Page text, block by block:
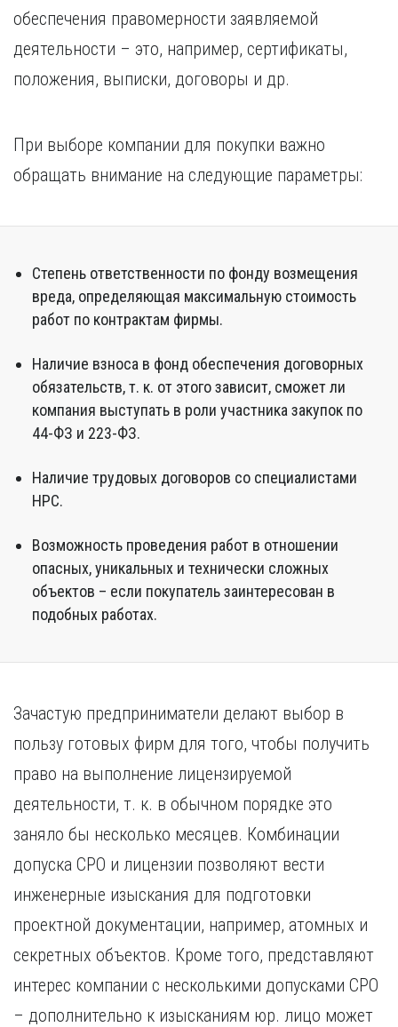
обеспечения правомерности заявляемой
деятельности – это, например, сертификаты,
положения, выписки, договоры и др.
При выборе компании для покупки важно
обращать внимание на следующие параметры:
Степень ответственности по фонду возмещения
вреда, определяющая максимальную стоимость
работ по контрактам фирмы.
Наличие взноса в фонд обеспечения договорных
обязательств, т. к. от этого зависит, сможет ли
компания выступать в роли участника закупок по
44-ФЗ и 223-ФЗ.
Наличие трудовых договоров со специалистами
НРС.
Возможность проведения работ в отношении
опасных, уникальных и технически сложных
объектов – если покупатель заинтересован в
подобных работах.
Зачастую предприниматели делают выбор в
пользу готовых фирм для того, чтобы получить
право на выполнение лицензируемой
деятельности, т. к. в обычном порядке это
заняло бы несколько месяцев. Комбинации
допуска СРО и лицензии позволяют вести
инженерные изыскания для подготовки
проектной документации, например, атомных и
секретных объектов. Кроме того, представляют
интерес компании с несколькими допусками СРО
– дополнительно к изысканиям юр. лицо может